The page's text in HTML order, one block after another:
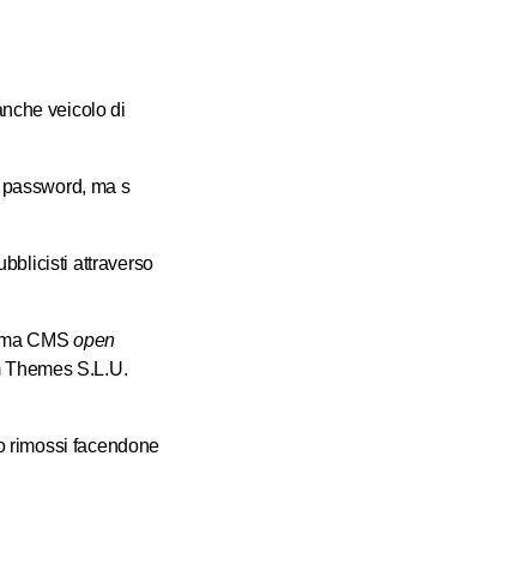
veicolo di
ma s
attraverso
CMSopen
Themes S.L.U.
rimossi facendone